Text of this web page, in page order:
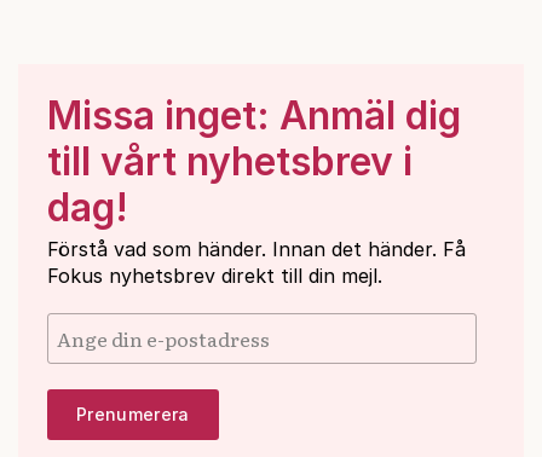
Missa inget: Anmäl dig
till vårt nyhetsbrev i
dag!
Förstå vad som händer. Innan det händer. Få
Fokus nyhetsbrev direkt till din mejl.